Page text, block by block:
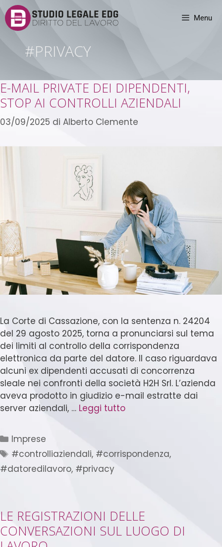
Menu
#PRIVACY
E-MAIL PRIVATE DEI DIPENDENTI,
STOP AI CONTROLLI AZIENDALI
03/09/2025 di Alberto Clemente
La Corte di Cassazione, con la sentenza n. 24204
del 29 agosto 2025, torna a pronunciarsi sul tema
dei limiti al controllo della corrispondenza
elettronica da parte del datore. Il caso riguardava
alcuni ex dipendenti accusati di concorrenza
sleale nei confronti della società H2H Srl. L’azienda
aveva prodotto in giudizio e-mail estratte dai
server aziendali, … Leggi tutto
Imprese
#controlliaziendali, #corrispondenza,
#datoredilavoro, #privacy
LE REGISTRAZIONI DELLE
CONVERSAZIONI SUL LUOGO DI